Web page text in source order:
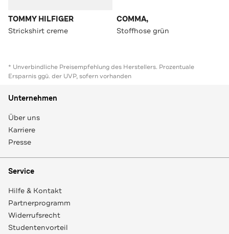
TOMMY HILFIGER
Strickshirt creme
COMMA,
Stoffhose grün
* Unverbindliche Preisempfehlung des Herstellers. Prozentuale
Ersparnis ggü. der UVP, sofern vorhanden
Unternehmen
Über uns
Karriere
Presse
Service
Hilfe & Kontakt
Partnerprogramm
Widerrufsrecht
Studentenvorteil